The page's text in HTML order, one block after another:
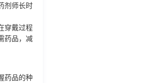
剂师长时
穿戴过程
药品，减
药品的种